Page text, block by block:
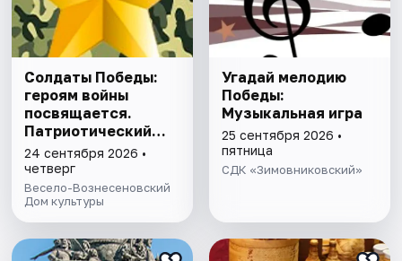
Солдаты Победы:
героям войны
посвящается.
Патриотический
экскурс
24 сентября 2026 •
четверг
Весело-Вознесеновский
Дом культуры
Угадай мелодию
Победы:
Музыкальная игра
25 сентября 2026 •
пятница
СДК «Зимовниковский»